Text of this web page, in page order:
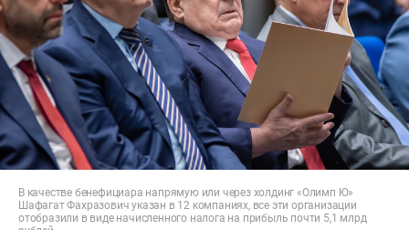
В качестве бенефициара напрямую или через холдинг «Олимп Ю»
Шафагат Фахразович указан в 12 компаниях, все эти организации
отобразили в виде начисленного налога на прибыль почти 5,1 млрд